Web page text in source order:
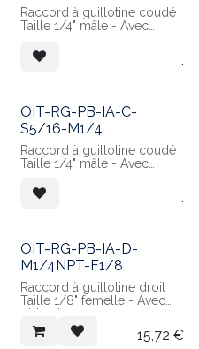
Raccord à guillotine coudé
Taille 1/4" mâle - Avec
obturateur
Raccordement sapin pour
tube 1/4" Ext
.
OIT-RG-PB-IA-C-
S5/16-M1/4
Raccord à guillotine coudé
Taille 1/4" mâle - Avec
Raccordement sapin pour
tube 5/16" Ext
.
OIT-RG-PB-IA-D-
M1/4NPT-F1/8
Raccord à guillotine droit
Taille 1/8" femelle - Avec
obturateur
Raccordement mâle 1/4
NPT
15,72 €